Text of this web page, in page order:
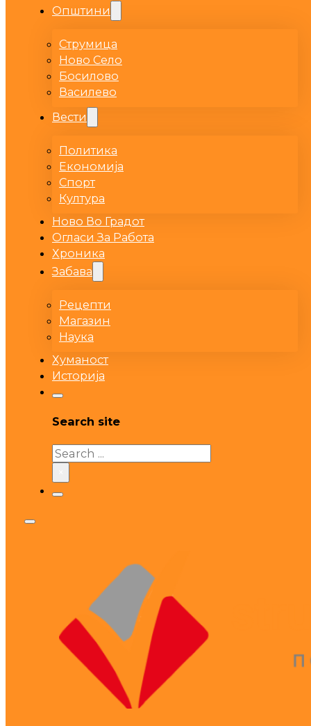
Општини
Струмица
Ново Село
Босилово
Василево
Вести
Политика
Економија
Спорт
Култура
Ново Во Градот
Огласи За Работа
Хроника
Забава
Рецепти
Магазин
Наука
Хуманост
Историја
Search site
Search